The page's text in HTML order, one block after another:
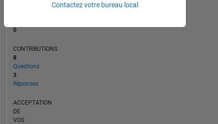
0
CONTRIBUTIONS
8
Questions
3
Réponses
ACCEPTATION
DE
VOS
Contactez votre bureau local